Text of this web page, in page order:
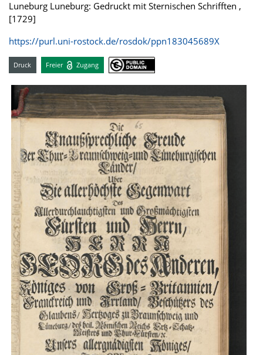
Luneburg Luneburg: Gedruckt mit Sternischen Schrifften ,
[1729]
https://purl.uni-rostock.de/rosdok/ppn183045689X
Druck Freier Zugang